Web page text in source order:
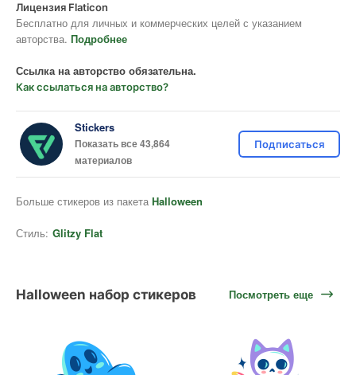
Лицензия Flaticon
Бесплатно для личных и коммерческих целей с указанием
авторства. Подробнее
Ссылка на авторство обязательна.
Как ссылаться на авторство?
Stickers
Показать все 43,864
материалов
Подписаться
Больше стикеров из пакета Halloween
Стиль: Glitzy Flat
Halloween набор стикеров Посмотреть еще